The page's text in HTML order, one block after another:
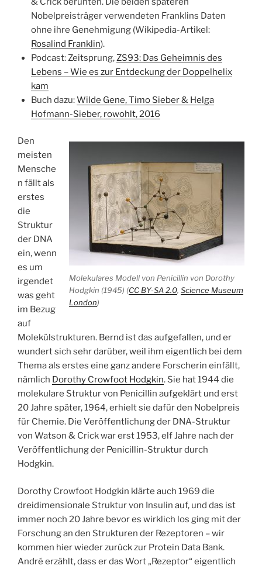
Nobelpreisträger verwendeten Franklins Daten
ohne ihre Genehmigung (Wikipedia-Artikel:
Rosalind Franklin).
Podcast: Zeitsprung,ZS93: Das Geheimnis des
Lebens – Wie es zur Entdeckung der Doppelhelix
kam
Buch dazu:Wilde Gene, Timo Sieber & Helga
Hofmann-Sieber, rowohlt, 2016
Molekulares Modell von Penicillin von Dorothy
Hodgkin (1945) (CC BY-SA 2.0, Science Museum
London)
Den
meisten
Mensche
n fällt als
erstes
die
Struktur
der DNA
ein, wenn
es um
irgendet
was geht
im Bezug
auf
Molekülstrukturen. Bernd ist das aufgefallen, und er
wundert sich sehr darüber, weil ihm eigentlich bei dem
Thema als erstes eine ganz andere Forscherin einfällt,
nämlich Dorothy Crowfoot Hodgkin. Sie hat 1944 die
molekulare Struktur von Penicillin aufgeklärt und erst
20 Jahre später, 1964, erhielt sie dafür den Nobelpreis
für Chemie. Die Veröffentlichung der DNA-Struktur
von Watson & Crick war erst 1953, elf Jahre nach der
Veröffentlichung der Penicillin-Struktur durch
Hodgkin.
Dorothy Crowfoot Hodgkin klärte auch 1969 die
dreidimensionale Struktur von Insulin auf, und das ist
immer noch 20 Jahre bevor es wirklich los ging mit der
Forschung an den Strukturen der Rezeptoren – wir
kommen hier wieder zurück zur Protein Data Bank.
André erzählt, dass er das Wort „Rezeptor“ eigentlich